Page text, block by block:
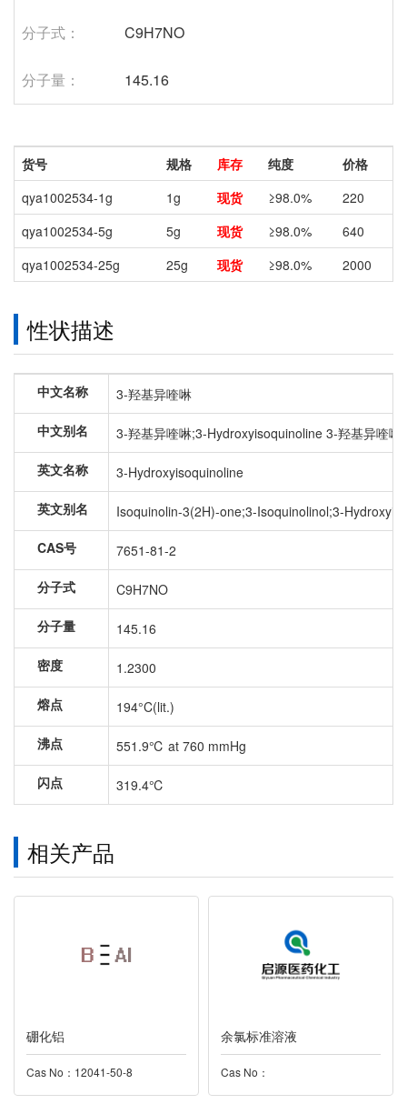
分子式： C9H7NO
分子量： 145.16
货号 规格 库存 纯度
价格
qya1002534-1g
1g 现货 ≥98.0%
220
qya1002534-5g
5g 现货 ≥98.0%
640
qya1002534-25g
25g 现货 ≥98.0% 2000
性状描述
中文名称
3-羟基异喹啉
中文别名
3-羟基异喹啉;3-Hydroxyisoquinoline 3-羟基异喹
英文名称
3-Hydroxyisoquinoline
英文别名
Isoquinolin-3(2H)-one;3-Isoquinolinol;3-
CAS号
7651-81-2
分子式
C9H7NO
分子量
145.16
密度
1.2300
熔点
194°C(lit.)
沸点
551.9℃ at 760 mmHg
闪点
319.4℃
相关产品
硼化铝
Cas No：12041-50-8
余氯标准溶液
Cas No：